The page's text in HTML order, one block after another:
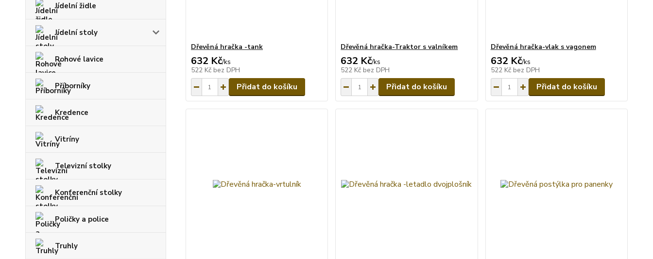
Jídelní židle
Jídelní stoly
Rohové lavice
Příborníky
Kredence
Vitríny
Televizní stolky
Konferenční stolky
Poličky a police
Truhly
Dřevěná hračka -tank
632 Kč/ks
522 Kč bez DPH
Přidat do košíku
Dřevěná hračka-Traktor s valníkem
632 Kč/ks
522 Kč bez DPH
Přidat do košíku
Dřevěná hračka-vlak s vagonem
632 Kč/ks
522 Kč bez DPH
Přidat do košíku